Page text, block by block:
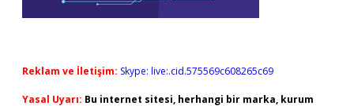
Reklam ve İletişim: Skype: live:.cid.575569c608265c69
Yasal Uyarı: Bu internet sitesi, herhangi bir marka, kurum